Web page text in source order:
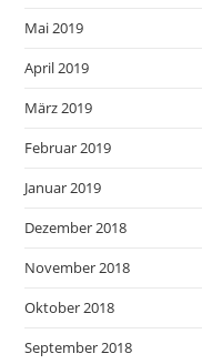
Mai 2019
April 2019
März 2019
Februar 2019
Januar 2019
Dezember 2018
November 2018
Oktober 2018
September 2018